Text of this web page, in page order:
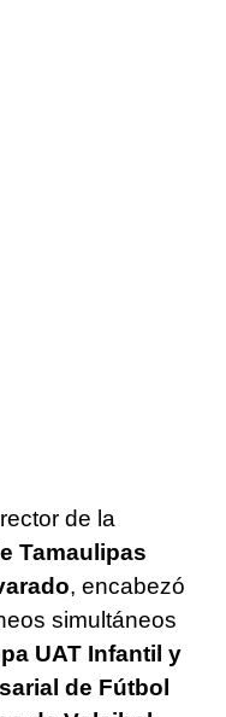
de la
Tamaulipas
, encabezó
simultáneos
UAT Infantil y
de Fútbol